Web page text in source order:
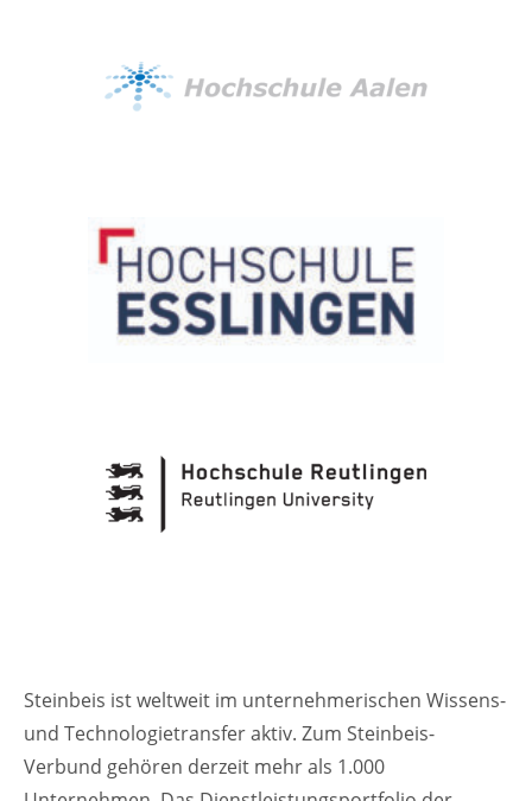
Steinbeis ist weltweit im unternehmerischen Wissens-
und Technologietransfer aktiv. Zum Steinbeis-
Verbund gehören derzeit mehr als 1.000